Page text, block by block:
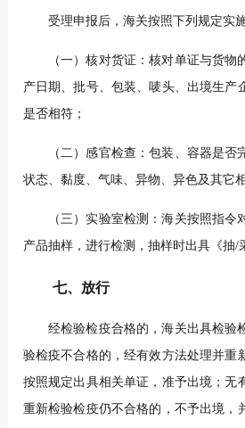
受理申报后，海关按照下列规定实
（一）核对货证：核对单证与货物
产日期、批号、包装、唛头、出境生产
是否相符；
（二）感官检查：包装、容器是否
状态、黏度、气味、异物、异色及其它
（三）实验室检测：海关按照指令
产品抽样，进行检测，抽样时出具《抽/
七、放行
经检验检疫合格的，海关出具检验
验检疫不合格的，经有效方法处理并重
按照规定出具相关单证，准予出境；无
重新检验检疫仍不合格的，不予出境，